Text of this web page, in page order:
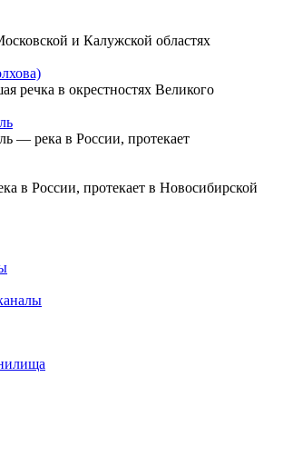
и Калужской областях
речка в окрестностях Великого
— река в России, протекает
в России, протекает в Новосибирской